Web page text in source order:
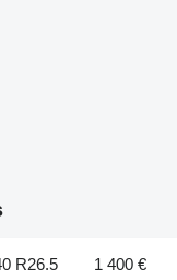
R26.5 1 400 €